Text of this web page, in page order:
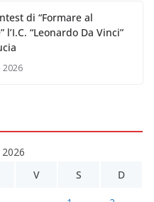
di “Formare al
l’I.C. “Leonardo Da Vinci”
2026
V S D